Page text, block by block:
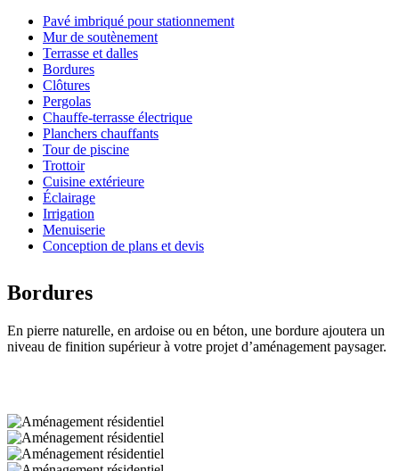
Pavé imbriqué pour stationnement
Mur de soutènement
Terrasse et dalles
Bordures
Clôtures
Pergolas
Chauffe-terrasse électrique
Planchers chauffants
Tour de piscine
Trottoir
Cuisine extérieure
Éclairage
Irrigation
Menuiserie
Conception de plans et devis
Bordures
En pierre naturelle, en ardoise ou en béton, une bordure ajoutera un
niveau de finition supérieur à votre projet d’aménagement paysager.